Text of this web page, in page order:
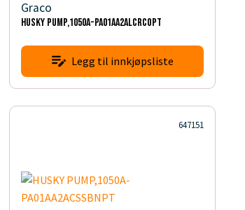
Graco
HUSKY PUMP,1050A-PA01AA2ALCRCOPT
Legg til innkjøpsliste
647151